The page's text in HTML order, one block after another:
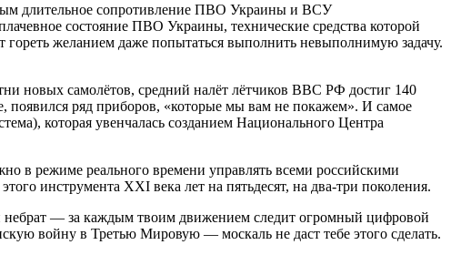
длительное сопротивление ПВО Украины и ВСУ
состояние ПВО Украины, технические средства которой
гореть желанием даже попытаться выполнить невыполнимую задачу.
новых самолётов, средний налёт лётчиков ВВС РФ достиг 140
появился ряд приборов, «которые мы вам не покажем». И самое
которая увенчалась созданием Национального Центра
в режиме реального времени управлять всеми российскими
инструмента XXI века лет на пятьдесят, на два-три поколения.
небрат — за каждым твоим движением следит огромный цифровой
войну в Третью Мировую — москаль не даст тебе этого сделать.